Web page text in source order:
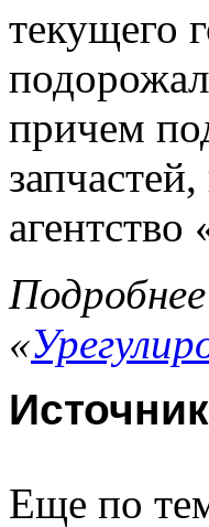
текущего
причем
агентство
«
Еще по